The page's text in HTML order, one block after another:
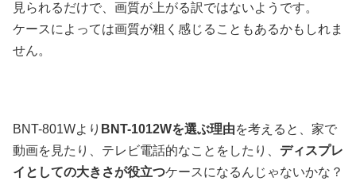
見られるだけで、画質が上がる訳ではないようです。
ケースによっては画質が粗く感じることもあるかもしれま
せん。
BNT-801Wより BNT-1012Wを選ぶ理由を考えると、家で
動画を見たり、テレビ電話的なことをしたり、 ディスプレ
イとしての大きさが役立つケースになるんじゃないかな？